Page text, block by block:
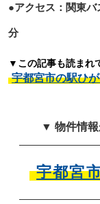
●アクセス：関東
分
▼この記事も読まれ
宇都宮市の駅ひ
▼ 物件情
宇都宮